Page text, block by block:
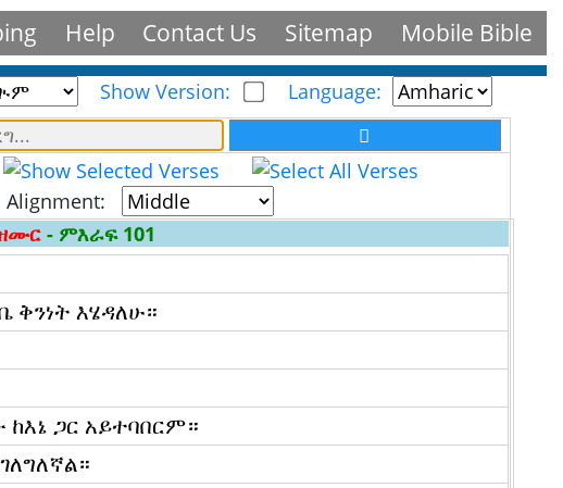
Help Contact Us Sitemap Mobile Bible
Show Version:
Language:
- ምእራፍ 101
እሄዳለሁ።
ጋር አይተባበርም።